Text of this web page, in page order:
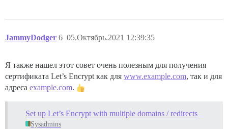
JammyDodger 05.Октябрь.2021 12:39:35
6
Я также нашел этот совет очень полезным для получения
сертификата Let’s Encrypt как для www.example.com, так и для
адреса example.com.
Set up Let’s Encrypt with multiple domains / redirects
Sysadmins